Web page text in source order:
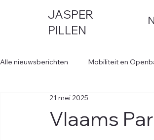
JASPER
PILLEN
Alle nieuwsberichten Mobiliteit en
Vlaams
21 mei 2025